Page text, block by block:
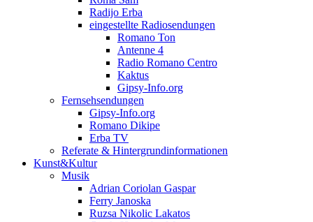
Radijo Erba
eingestellte Radiosendungen
Romano Ton
Antenne 4
Radio Romano Centro
Kaktus
Gipsy-Info.org
Fernsehsendungen
Gipsy-Info.org
Romano Dikipe
Erba TV
Referate & Hintergrundinformationen
Kunst&Kultur
Musik
Adrian Coriolan Gaspar
Ferry Janoska
Ruzsa Nikolic Lakatos